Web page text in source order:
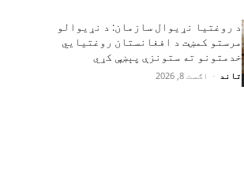
د روغتیا نړیوال سازمان: د نړیوالو
مرستو کمښت د افغانستان روغتیايي
خدمتونو ته ستونزې پېښې کړي
تاند - اګست 8, 2026